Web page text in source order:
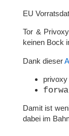
EU
Tor &
keinen Bock
Dank dieser
privoxy
Damit ist
dabei im